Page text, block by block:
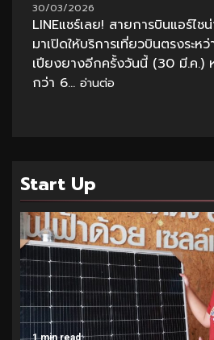
30/03/2026
LINEแชร์เลย! สายการบินแอร์ไ
มาเปิดให้บริการเที่ยวบินตรงระ
เปียงยางอีกครั้งวันนี้ (30 มี.ค.)
กว่า 6... อ่านต่อ
Start Up